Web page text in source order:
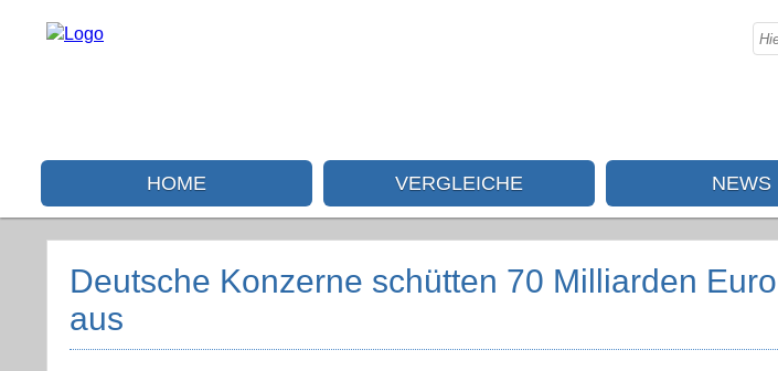
HOME VERGLEICHE NEWS
Deutsche Konzerne schütten 70 Milliarden
aus